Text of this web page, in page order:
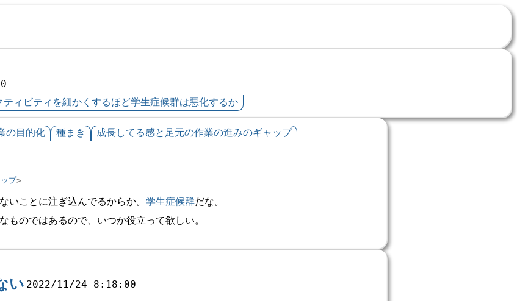
ティビティを細かくするほど学生症候群は悪化するか
の目的化 種まき 成長してる感と足元の作業の進みのギャップ
プ
いことに注ぎ込んでるからか。 学生症候群だな。
ものではあるので、いつか役立って欲しい。
い 2022/11/24 8:18:00